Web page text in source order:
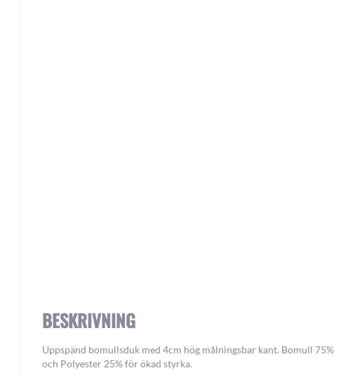
BESKRIVNING
Uppspänd bomullsduk med 4cm hög målningsbar kant. Bomull 75%
och Polyester 25% för ökad styrka.